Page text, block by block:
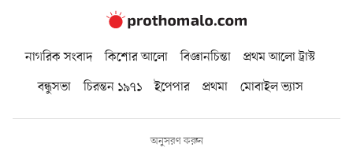
নাগরিক সংবাদ কিশোর আলো বিজ্ঞানচিন্তা
প্রথম আলো ট্রাস্ট
বন্ধুসভা
চিরন্তন ১৯৭১ ইপেপার প্রথমা মোবাইল ভ্যাস
অনুসরণ করুন